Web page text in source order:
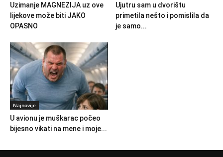
Uzimanje MAGNEZIJA uz ove
lijekove može biti JAKO
OPASNO
Ujutru sam u dvorištu
primetila nešto i pomislila da
je samo...
Najnovije
U avionu je muškarac počeo
bijesno vikati na mene i moje...